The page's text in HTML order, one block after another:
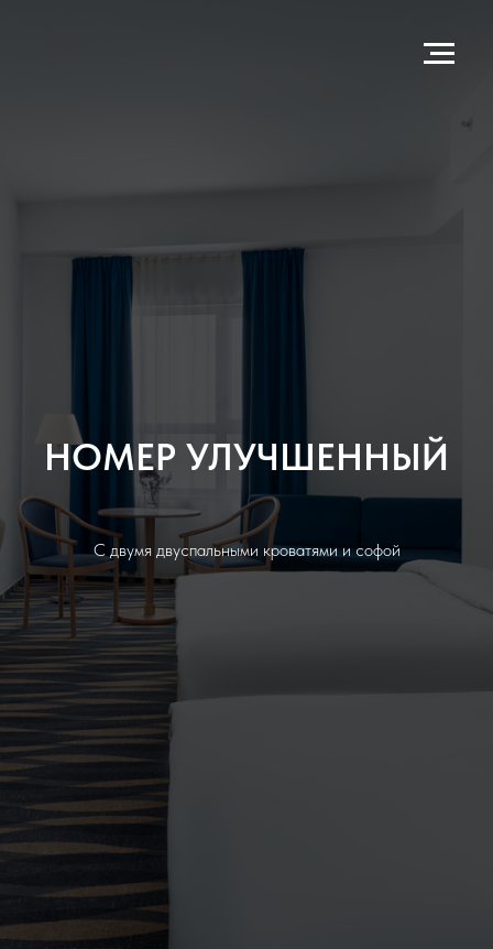
НОМЕР УЛУЧШЕННЫЙ
С двумя двуспальными кроватями и софой